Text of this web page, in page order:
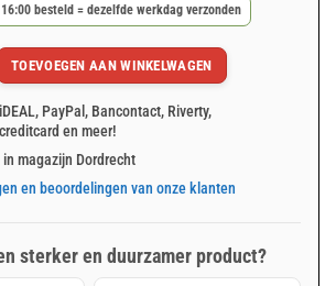
besteld = dezelfde werkdag verzonden
100gr/m² aantal
TOEVOEGEN AAN WINKELWAGEN
PayPal, Bancontact, Riverty,
en meer!
magazijn Dordrecht
en beoordelingen van onze klanten
sterker en duurzamer product?